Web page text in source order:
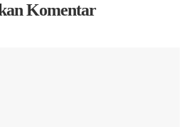
Komentar